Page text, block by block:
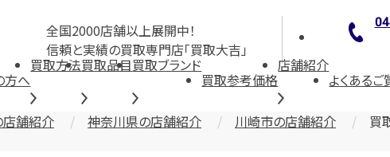
全国2000店舗以上展開中！
信頼と実績の買取専門店「買取大吉」
方へ
買取方法買取品目買取ブランド
買取参考価格
店舗紹介
よくあるご
舗紹介 神奈川県の店舗紹介 川崎市の店舗紹介 買